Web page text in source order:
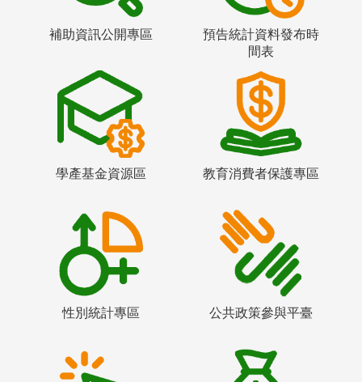
補助資訊公開專區
預告統計資料發布時
間表
學產基金資源區 教育消費者保護專區
性別統計專區 公共政策參與平臺